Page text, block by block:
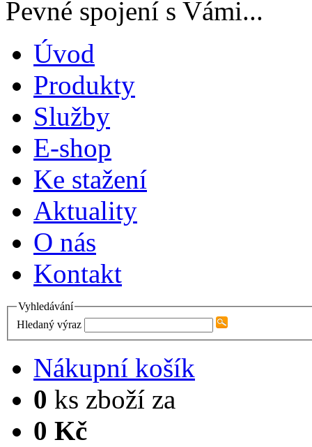
Pevné spojení s Vámi...
Úvod
Produkty
Služby
E-shop
Ke stažení
Aktuality
O nás
Kontakt
Vyhledávání
Hledaný výraz
Nákupní košík
0 ks zboží za
0 Kč